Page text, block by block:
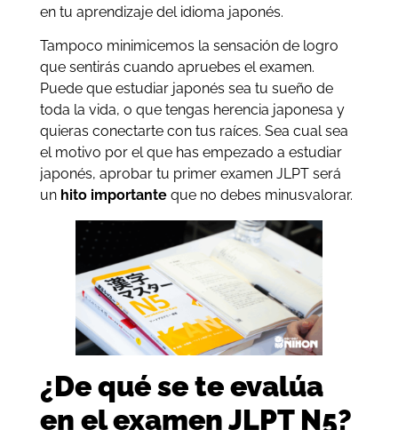
en tu aprendizaje del idioma japonés.
Tampoco minimicemos la sensación de logro
que sentirás cuando apruebes el examen.
Puede que estudiar japonés sea tu sueño de
toda la vida, o que tengas herencia japonesa y
quieras conectarte con tus raíces. Sea cual sea
el motivo por el que has empezado a estudiar
japonés, aprobar tu primer examen JLPT será
un hito importanteque no debes minusvalorar.
¿De qué se te evalúa
en el examen JLPT N5?